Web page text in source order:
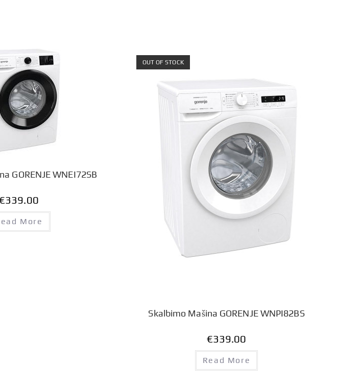
GORENJE WNEI72SB
339.00
More
OUT OF STOCK
Skalbimo Mašina GORENJE WNPI82BS
€339.00
Read More